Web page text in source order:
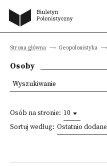
Strona główna Geopolonistyka
Osoby
Osób na stronie: 10
Sortuj według: Ostatnio dodane
Wyszukiwanie